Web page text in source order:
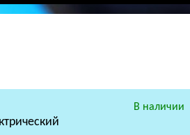
В наличии